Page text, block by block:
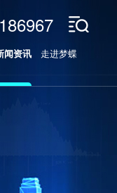
闻资讯 走进梦蝶